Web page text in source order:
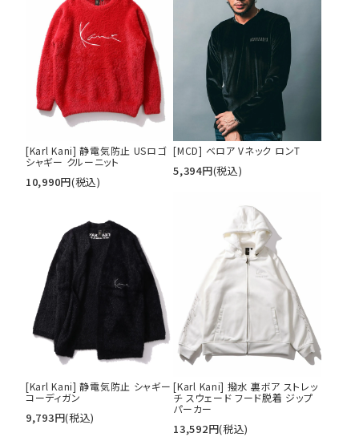
S
L
XL
XXL
XXXL
29inc
30inc
32inc
34inc
36inc
38inc
40inc
KIDS
カラー
tune 絞り込んで検索する
[Karl Kani] 静電気防止 USロゴ
シャギー クルーニット
10,990円(税込)
[MCD] ベロア Vネック ロンT
5,394円(税込)
[Karl Kani] 静電気防止 シャギー
コーディガン
9,793円(税込)
[Karl Kani] 撥水 裏ボア ストレッ
チ スウェード フード脱着 ジップ
パーカー
13,592円(税込)